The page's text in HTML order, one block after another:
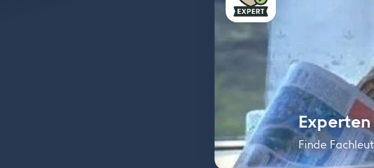
Finde